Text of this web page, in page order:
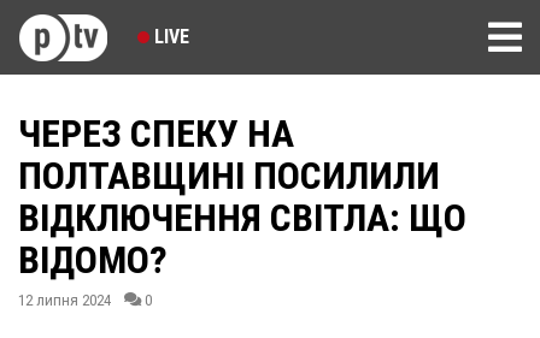
LIVE
ЧЕРЕЗ СПЕКУ НА
ПОЛТАВЩИНІ ПОСИЛИЛИ
ВІДКЛЮЧЕННЯ СВІТЛА: ЩО
ВІДОМО?
12 липня 2024 0